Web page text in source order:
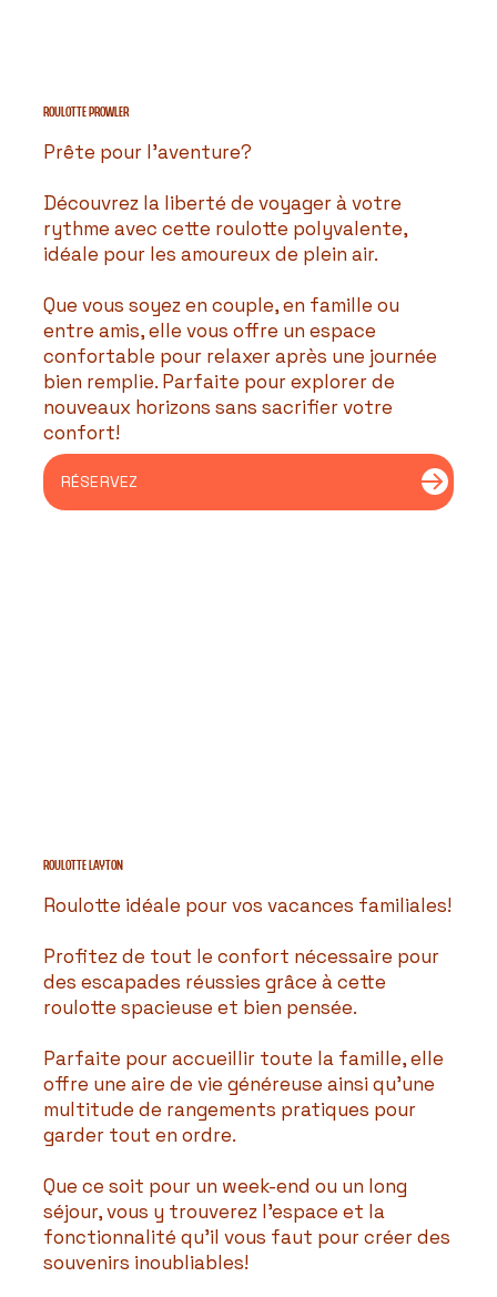
ROULOTTE prowler
Prête pour l’aventure?
Découvrez la liberté de voyager à votre
rythme avec cette roulotte polyvalente,
idéale pour les amoureux de plein air.
Que vous soyez en couple, en famille ou
entre amis, elle vous offre un espace
confortable pour relaxer après une journée
bien remplie. Parfaite pour explorer de
nouveaux horizons sans sacrifier votre
confort!
RÉSERVEZ
ROULOTTE LAYTON
Roulotte idéale pour vos vacances familiales!
Profitez de tout le confort nécessaire pour
des escapades réussies grâce à cette
roulotte spacieuse et bien pensée.
Parfaite pour accueillir toute la famille, elle
offre une aire de vie généreuse ainsi qu’une
multitude de rangements pratiques pour
garder tout en ordre.
Que ce soit pour un week-end ou un long
séjour, vous y trouverez l’espace et la
fonctionnalité qu’il vous faut pour créer des
souvenirs inoubliables!